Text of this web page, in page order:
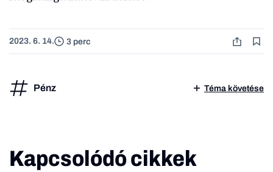
2023. 6. 14. 3 perc
Pénz Téma követése
Kapcsolódó cikkek